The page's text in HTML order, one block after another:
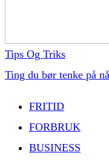
Tips Og Triks
Ting du bør tenke på
FRITID
FORBRUK
BUSINESS